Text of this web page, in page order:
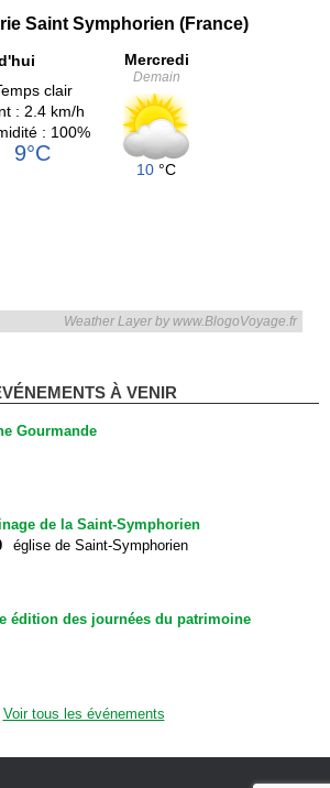
Saint Symphorien (France)
clair
: 2.4 km/h
: 100%
9°C
Mercredi
Demain
10 °C
Weather Layer by www.BlogoVoyage.fr
À VENIR
Gourmande
de la Saint-Symphorien
église de Saint-Symphorien
édition des journées du patrimoine
Voir tous les événements